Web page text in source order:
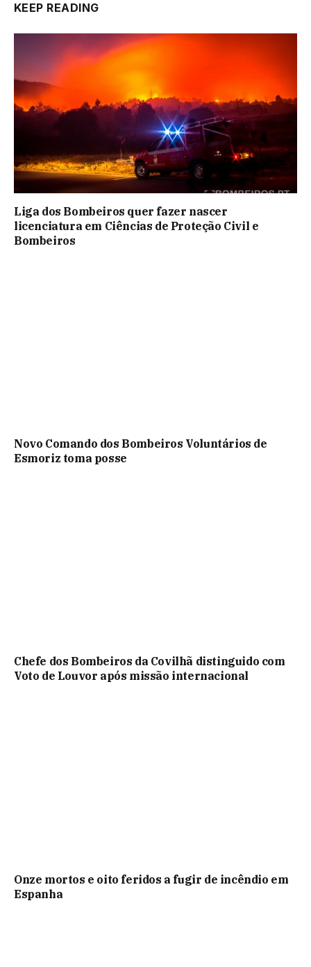
KEEP READING
Liga dos Bombeiros quer fazer nascer
licenciatura em Ciências de Proteção Civil e
Bombeiros
Novo Comando dos Bombeiros Voluntários de
Esmoriz toma posse
Chefe dos Bombeiros da Covilhã distinguido com
Voto de Louvor após missão internacional
Onze mortos e oito feridos a fugir de incêndio em
Espanha